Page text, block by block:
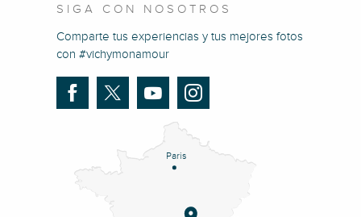
SIGA CON NOSOTROS
Comparte tus experiencias y tus mejores fotos
con #vichymonamour
Paris